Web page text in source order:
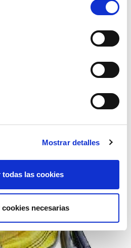
Mostrar detalles
todas las cookies
necesarias